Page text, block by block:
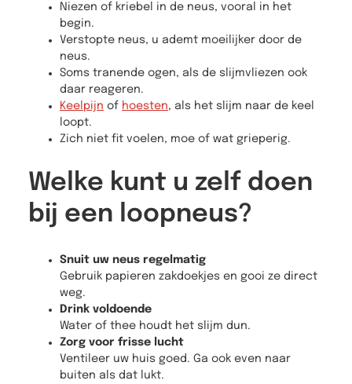
Niezen of kriebel in de neus, vooral in het
begin.
Verstopte neus, u ademt moeilijker door de
neus.
Soms tranende ogen, als de slijmvliezen ook
daar reageren.
Keelpijn of hoesten, als het slijm naar de keel
loopt.
Zich niet fit voelen, moe of wat grieperig.
Welke kunt u zelf doen
bij een loopneus?
Snuit uw neus regelmatig
Gebruik papieren zakdoekjes en gooi ze direct
weg.
Drink voldoende
Water of thee houdt het slijm dun.
Zorg voor frisse lucht
Ventileer uw huis goed. Ga ook even naar
buiten als dat lukt.